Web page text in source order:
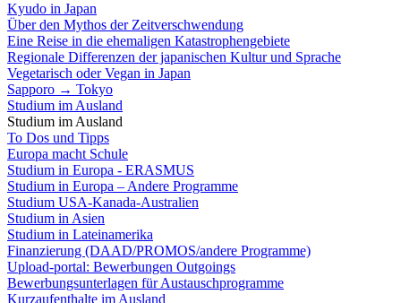
Kyudo in Japan
Über den Mythos der Zeitverschwendung
Eine Reise in die ehemaligen Katastrophengebiete
Regionale Differenzen der japanischen Kultur und Sprache
Vegetarisch oder Vegan in Japan
Sapporo → Tokyo
Studium im Ausland
Studium im Ausland
To Dos und Tipps
Europa macht Schule
Studium in Europa - ERASMUS
Studium in Europa – Andere Programme
Studium USA-Kanada-Australien
Studium in Asien
Studium in Lateinamerika
Finanzierung (DAAD/PROMOS/andere Programme)
Upload-portal: Bewerbungen Outgoings
Bewerbungsunterlagen für Austauschprogramme
Kurzaufenthalte im Ausland